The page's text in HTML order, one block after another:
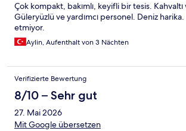
Çok kompakt, bakımlı, keyifli bir tesis.
Güleryüzlü ve yardımcı personel. Deniz
etmiyor.
Aylin, Aufenthalt von 3 Nächten
Verifizierte Bewertung
8/10 – Sehr gut
27. Mai 2026
Mit Google übersetzen